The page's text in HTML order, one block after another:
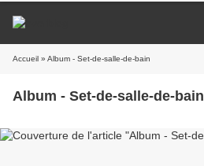
Accueil » Album - Set-de-salle-de-bain
Album - Set-de-salle-de-bain